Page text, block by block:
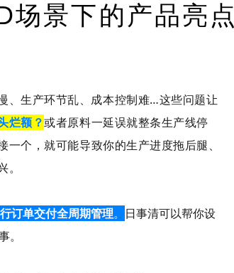
场景下的产品亮点
、生产环节乱、成本控制难…这些问题让
烂额？或者原料一延误就整条生产线停
一个，就可能导致你的生产进度拖后腿、
订单交付全周期管理。 日事清可以帮你设